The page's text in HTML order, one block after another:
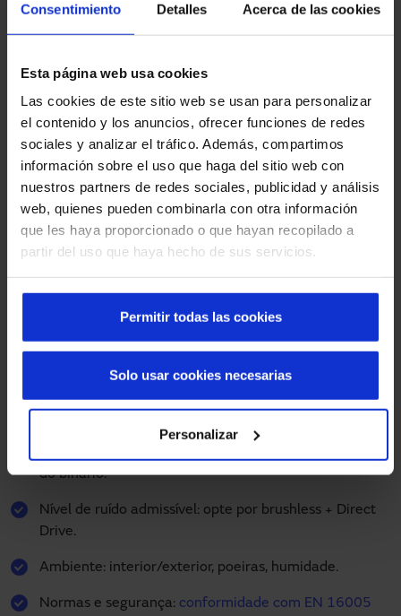
Consentimiento Detalles Acerca de las cookies
Esta página web usa cookies
Las cookies de este sitio web se usan para personalizar
el contenido y los anuncios, ofrecer funciones de redes
sociales y analizar el tráfico. Además, compartimos
información sobre el uso que haga del sitio web con
nuestros partners de redes sociales, publicidad y análisis
web, quienes pueden combinarla con otra información
que les haya proporcionado o que hayan recopilado a
partir del uso que haya hecho de sus servicios.
Permitir todas las cookies
Personalizar
Solo usar cookies necesarias
Em combinação com o motor brushless e o controlo
sinusoidal, o resultado é um sistema que redefine o
conceito de movimento automático sem fricção.
Como escolher o motor da porta
automática
Ao escolher um motor para porta automática, é
Identifique a tipologia: correr, batente, giratória,
do binário.
Nível de ruído admissível: opte por brushless + Direct
Drive.
Ambiente: interior/exterior, poeiras, humidade.
Normas e segurança: conformidade com EN 16005